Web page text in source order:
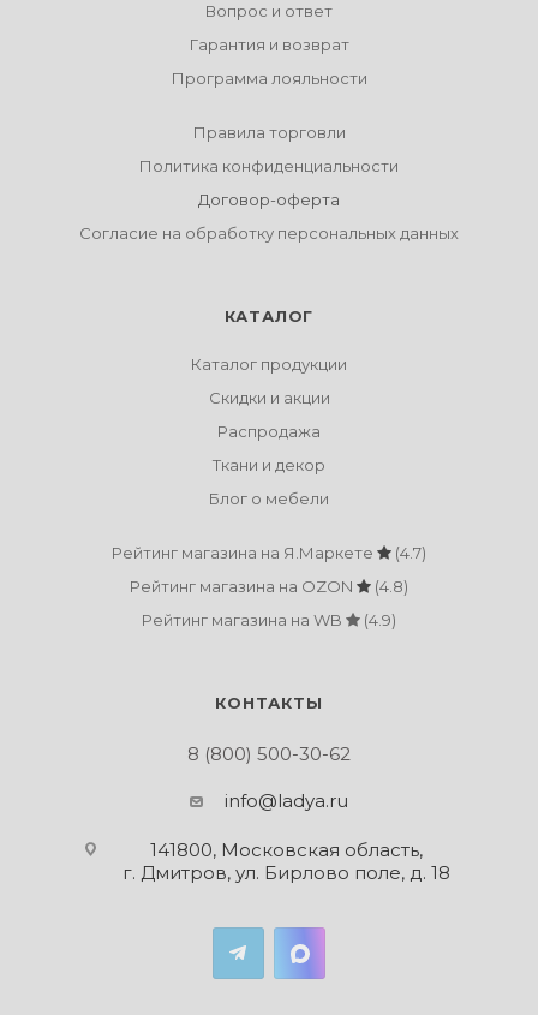
Вопрос и ответ
Гарантия и возврат
Программа лояльности
Правила торговли
Политика конфиденциальности
Договор-оферта
Согласие на обработку персональных данных
КАТАЛОГ
Каталог продукции
Скидки и акции
Распродажа
Ткани и декор
Блог о мебели
Рейтинг магазина на Я.Маркете
(4.7)
Рейтинг магазина на OZON
(4.8)
Рейтинг магазина на WB
(4.9)
КОНТАКТЫ
8 (800) 500-30-62
info@ladya.ru
141800, Московская область,
г. Дмитров, ул. Бирлово поле, д. 18